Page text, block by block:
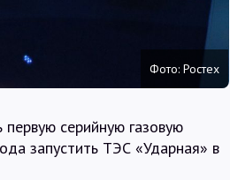
Фото: Ростех
серийную газовую
запустить ТЭС «Ударная» в